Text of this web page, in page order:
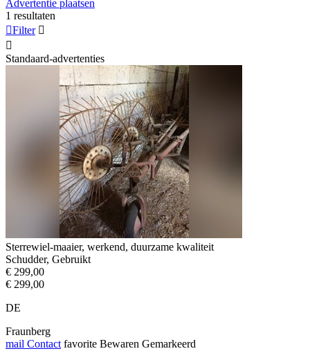
Advertentie plaatsen
1 resultaten
Filter 

Standaard-advertenties
Sterrewiel-maaier, werkend, duurzame kwaliteit
Schudder, Gebruikt
€ 299,00
€ 299,00
DE
Fraunberg
mail Contact favorite Bewaren Gemarkeerd